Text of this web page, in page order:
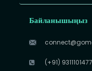
Байланышыңыз
(+91) 9311101477